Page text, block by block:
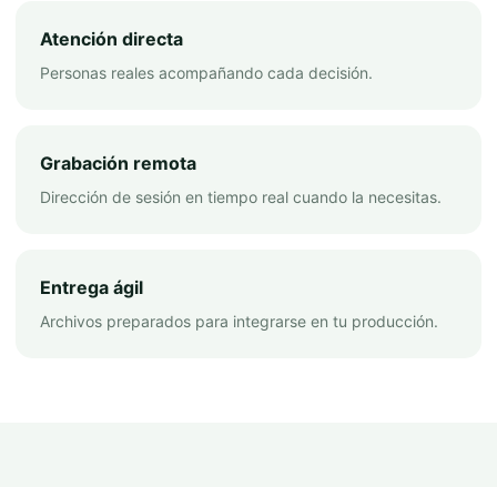
Atención directa
Personas reales acompañando cada decisión.
Grabación remota
Dirección de sesión en tiempo real cuando la necesitas.
Entrega ágil
Archivos preparados para integrarse en tu producción.